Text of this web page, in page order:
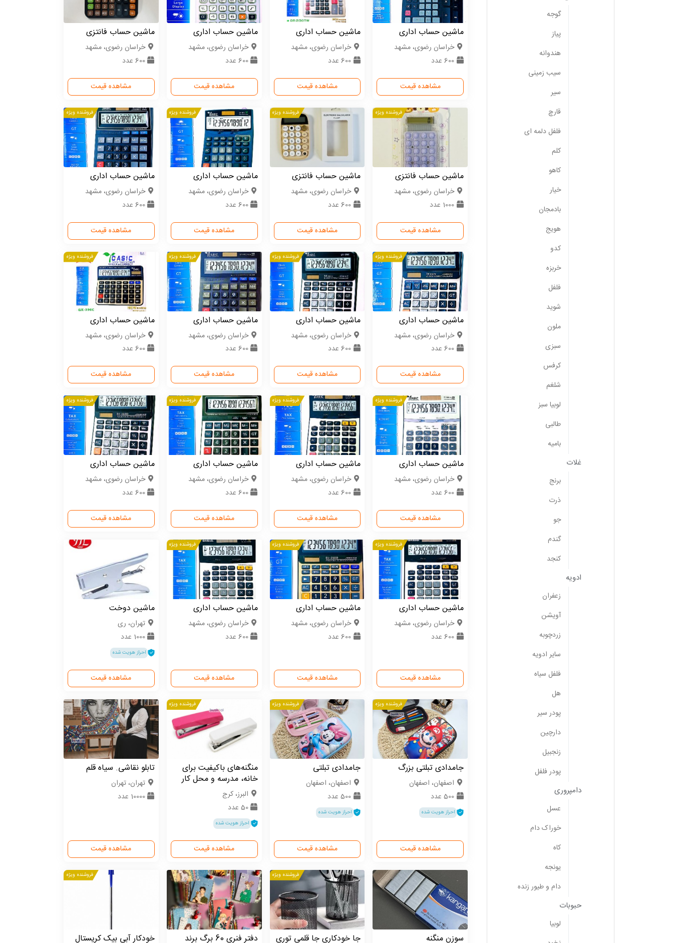
ماشین حساب اداری
خراسان رضوی، مشهد
600 عدد
مشاهده قیمت
ماشین حساب اداری
خراسان رضوی، مشهد
600 عدد
مشاهده قیمت
ماشین حساب اداری
خراسان رضوی، مشهد
600 عدد
مشاهده قیمت
ماشین حساب فانتزی
خراسان رضوی، مشهد
600 عدد
مشاهده قیمت
فروشنده ویژه
ماشین حساب فانتزی
خراسان رضوی، مشهد
1000 عدد
مشاهده قیمت
فروشنده ویژه
ماشین حساب فانتزی
خراسان رضوی، مشهد
600 عدد
مشاهده قیمت
فروشنده ویژه
ماشین حساب اداری
خراسان رضوی، مشهد
600 عدد
مشاهده قیمت
فروشنده ویژه
ماشین حساب اداری
خراسان رضوی، مشهد
600 عدد
مشاهده قیمت
فروشنده ویژه
ماشین حساب اداری
خراسان رضوی، مشهد
600 عدد
مشاهده قیمت
فروشنده ویژه
ماشین حساب اداری
خراسان رضوی، مشهد
600 عدد
مشاهده قیمت
فروشنده ویژه
ماشین حساب اداری
خراسان رضوی، مشهد
600 عدد
مشاهده قیمت
فروشنده ویژه
ماشین حساب اداری
خراسان رضوی، مشهد
600 عدد
مشاهده قیمت
فروشنده ویژه
ماشین حساب اداری
خراسان رضوی، مشهد
600 عدد
مشاهده قیمت
فروشنده ویژه
ماشین حساب اداری
خراسان رضوی، مشهد
600 عدد
مشاهده قیمت
فروشنده ویژه
ماشین حساب اداری
خراسان رضوی، مشهد
600 عدد
مشاهده قیمت
فروشنده ویژه
ماشین حساب اداری
خراسان رضوی، مشهد
600 عدد
مشاهده قیمت
فروشنده ویژه
ماشین حساب اداری
خراسان رضوی، مشهد
600 عدد
مشاهده قیمت
فروشنده ویژه
ماشین حساب اداری
خراسان رضوی، مشهد
600 عدد
مشاهده قیمت
فروشنده ویژه
ماشین حساب اداری
خراسان رضوی، مشهد
600 عدد
مشاهده قیمت
ماشین دوخت
تهران، ری
1000 عدد
احراز هویت شده
مشاهده قیمت
فروشنده ویژه
جامدادی تبلتی بزرگ
اصفهان، اصفهان
500 عدد
احراز هویت شده
مشاهده قیمت
فروشنده ویژه
جامدادی تبلتی
اصفهان، اصفهان
500 عدد
احراز هویت شده
مشاهده قیمت
فروشنده ویژه
منگنه‌های باکیفیت برای
خانه، مدرسه و محل کار
البرز، کرج
50 عدد
احراز هویت شده
مشاهده قیمت
تابلو نقاشی. سیاه قلم
تهران، تهران
10000 عدد
مشاهده قیمت
سوزن منگنه
فروشنده ویژه
جا خودکاری جا قلمی توری
دفتر فنری 60 برگ برند
فروشنده ویژه
خودکار آبی بیک کریستال
گوجه
پیاز
هندوانه
سیب زمینی
سیر
قارچ
فلفل دلمه ای
کلم
کاهو
خیار
بادمجان
هویج
کدو
خربزه
فلفل
شوید
ملون
سبزی
کرفس
شلغم
لوبیا سبز
طالبی
بامیه
غلات
برنج
ذرت
جو
گندم
کنجد
ادویه
زعفران
آویشن
زردچوبه
سایر ادویه
فلفل سیاه
هل
پودر سیر
دارچین
زنجبیل
پودر فلفل
دامپروری
عسل
خوراک دام
کاه
یونجه
دام و طیور زنده
حبوبات
لوبیا